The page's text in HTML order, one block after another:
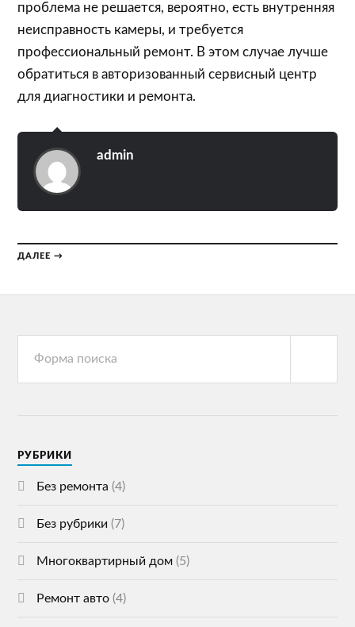
проблема не решается, вероятно, есть внутренняя
неисправность камеры, и требуется
профессиональный ремонт. В этом случае лучше
обратиться в авторизованный сервисный центр
для диагностики и ремонта.
admin
ДАЛЕЕ →
РУБРИКИ
Без ремонта (4)
Без рубрики (7)
Многоквартирный дом (5)
Ремонт авто (4)